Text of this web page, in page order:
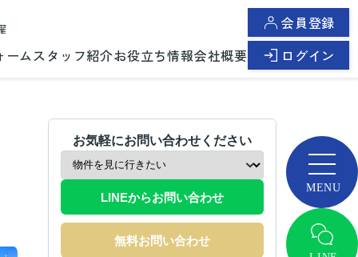
ーム スタッフ紹介お役立ち情報会社概要
会員登録
ログイン
お気軽にお問い合わせください
LINEからお問い合わせ
無料お問い合わせ